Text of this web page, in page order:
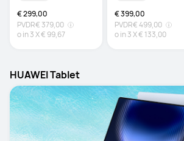
€ 299,00
PVDR€ 379,00
o in3X€ 99,67
€ 399,00
PVDR€ 499,00
o in3X€ 133,00
HUAWEI Tablet